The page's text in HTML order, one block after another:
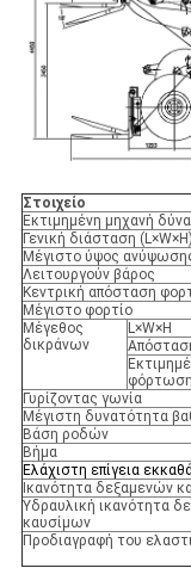
Στοιχείο
Εκτιμημένη μηχανή
Γενική διάσταση (L×W×H)
Μέγιστο ύψος
Λειτουργούν βάρος
Κεντρική απόσταση
Μέγιστο φορτίο
Μέγεθος
δικράνων
L×W×H
Γυρίζοντας γωνία
Μέγιστη δυνατότητα
Βάση ροδών
Βήμα
Ελάχιστη επίγεια
Ικανότητα δεξαμενών
Υδραυλική ικανότητα
καυσίμων
Προδιαγραφή του